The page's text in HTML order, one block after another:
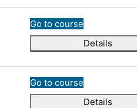
Go to course
Details
Go to course
Details